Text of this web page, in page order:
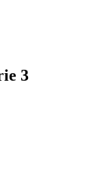
3